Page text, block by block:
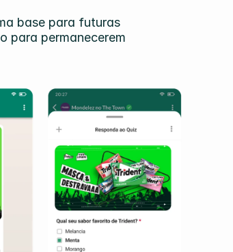
base para futuras
para permanecerem